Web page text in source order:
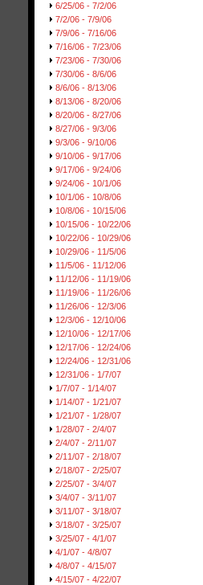
6/25/06 - 7/2/06
7/2/06 - 7/9/06
7/9/06 - 7/16/06
7/16/06 - 7/23/06
7/23/06 - 7/30/06
7/30/06 - 8/6/06
8/6/06 - 8/13/06
8/13/06 - 8/20/06
8/20/06 - 8/27/06
8/27/06 - 9/3/06
9/3/06 - 9/10/06
9/10/06 - 9/17/06
9/17/06 - 9/24/06
9/24/06 - 10/1/06
10/1/06 - 10/8/06
10/8/06 - 10/15/06
10/15/06 - 10/22/06
10/22/06 - 10/29/06
10/29/06 - 11/5/06
11/5/06 - 11/12/06
11/12/06 - 11/19/06
11/19/06 - 11/26/06
11/26/06 - 12/3/06
12/3/06 - 12/10/06
12/10/06 - 12/17/06
12/17/06 - 12/24/06
12/24/06 - 12/31/06
12/31/06 - 1/7/07
1/7/07 - 1/14/07
1/14/07 - 1/21/07
1/21/07 - 1/28/07
1/28/07 - 2/4/07
2/4/07 - 2/11/07
2/11/07 - 2/18/07
2/18/07 - 2/25/07
2/25/07 - 3/4/07
3/4/07 - 3/11/07
3/11/07 - 3/18/07
3/18/07 - 3/25/07
3/25/07 - 4/1/07
4/1/07 - 4/8/07
4/8/07 - 4/15/07
4/15/07 - 4/22/07